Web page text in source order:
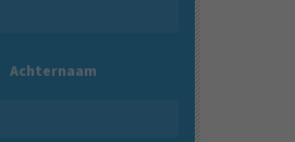
Achternaam